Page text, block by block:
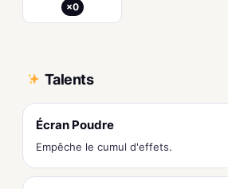
×0
Talents
Écran Poudre
Empêche le cumul d'effets.